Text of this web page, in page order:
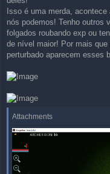
Isso é uma merda,
nós podemos! Tenho outros
folgados roubando exp ou
de nível maior! Por mais
perturbado aparecem esses
Attachments